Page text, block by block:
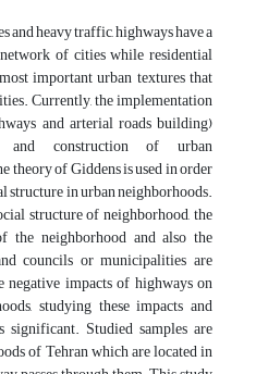
and heavy traffic, highways have a
of cities while residential
important urban textures that
Currently, the implementation
and arterial roads building)
and construction of urban
theory of Giddens is used in order
structure in urban neighborhoods.
structure of neighborhood, the
the neighborhood and also the
councils or municipalities are
impacts of highways on
studying these impacts and
Studied samples are
of Tehran which are located in